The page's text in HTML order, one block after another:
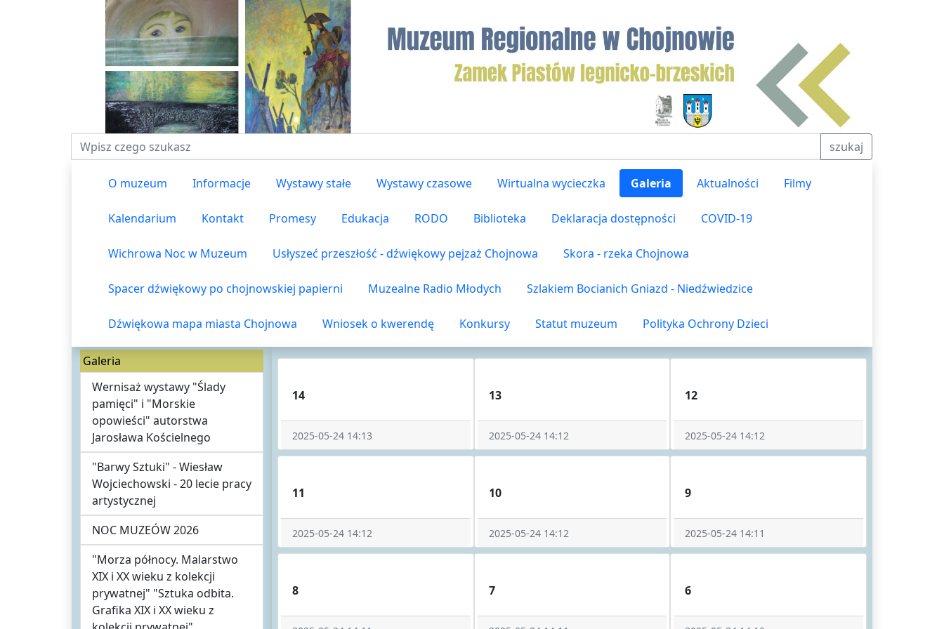
Fraza do wyszukiwania szukaj
O muzeum Informacje Wystawy stałe Wystawy czasowe Wirtualna wycieczka Galeria Aktualności Filmy
Kalendarium Kontakt Promesy Edukacja RODO Biblioteka Deklaracja dostępności COVID-19
Wichrowa Noc w Muzeum Usłyszeć przeszłość - dźwiękowy pejzaż Chojnowa Skora - rzeka Chojnowa
Spacer dźwiękowy po chojnowskiej papierni Muzealne Radio Młodych Szlakiem Bocianich Gniazd - Niedźwiedzice
Dźwiękowa mapa miasta Chojnowa Wniosek o kwerendę Konkursy Statut muzeum Polityka Ochrony Dzieci
Galeria
Wernisaż wystawy "Ślady
pamięci" i "Morskie
opowieści" autorstwa
Jarosława Kościelnego
"Barwy Sztuki" - Wiesław
Wojciechowski - 20 lecie pracy
artystycznej
NOC MUZEÓW 2026
"Morza północy. Malarstwo
XIX i XX wieku z kolekcji
prywatnej" "Sztuka odbita.
Grafika XIX i XX wieku z
14
2025-05-24 14:13
13
2025-05-24 14:12
12
2025-05-24 14:12
11
2025-05-24 14:12
10
2025-05-24 14:12
9
2025-05-24 14:11
8 7 6